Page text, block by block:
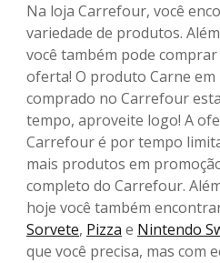
Na loja Carrefour, você
variedade de produtos.
você também pode
oferta! O produto Carne
comprado no Carrefour
tempo, aproveite logo! A
Carrefour é por tempo
mais produtos em
completo do Carrefour.
hoje você também
Sorvete, Pizza e Nintendo
que você precisa, mas com